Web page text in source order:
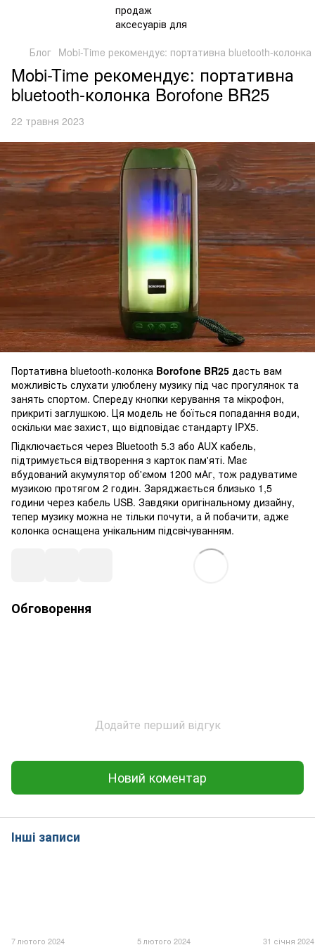
Блог Mobi-Time рекомендує: портативна bluetooth-
Mobi-Time рекомендує: портативна
bluetooth-колонка Borofone BR25
22 травня 2023
Портативна bluetooth-колонка Borofone BR25 дасть вам
можливість слухати улюблену музику під час прогулянок та
занять спортом. Спереду кнопки керування та мікрофон,
прикриті заглушкою. Ця модель не боїться попадання води,
оскільки має захист, що відповідає стандарту IPX5.
Підключається через Bluetooth 5.3 або AUX кабель,
підтримується відтворення з карток пам'яті. Має
вбудований акумулятор об'ємом 1200 мАг, тож радуватиме
музикою протягом 2 годин. Заряджається близько 1,5
години через кабель USB. Завдяки оригінальному дизайну,
тепер музику можна не тільки почути, а й побачити, адже
колонка оснащена унікальним підсвічуванням.
Обговорення
Додайте перший відгук
Новий коментар
Інші записи
7 лютого 2024 5 лютого 2024 31 січня 2024